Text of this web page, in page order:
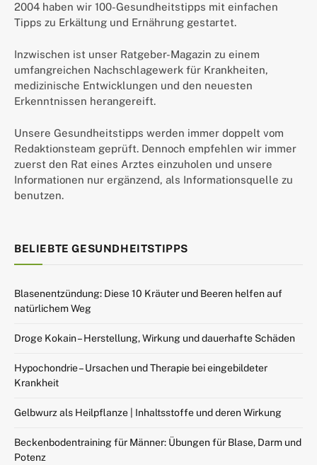
2004 haben wir 100-Gesundheitstipps mit einfachen
Tipps zu Erkältung und Ernährung gestartet.
Inzwischen ist unser Ratgeber-Magazin zu einem
umfangreichen Nachschlagewerk für Krankheiten,
medizinische Entwicklungen und den neuesten
Erkenntnissen herangereift.
Unsere Gesundheitstipps werden immer doppelt vom
Redaktionsteam geprüft. Dennoch empfehlen wir immer
zuerst den Rat eines Arztes einzuholen und unsere
Informationen nur ergänzend, als Informationsquelle zu
benutzen.
BELIEBTE GESUNDHEITSTIPPS
Blasenentzündung: Diese 10 Kräuter und Beeren helfen auf
natürlichem Weg
Droge Kokain – Herstellung, Wirkung und dauerhafte Schäden
Hypochondrie – Ursachen und Therapie bei eingebildeter
Krankheit
Gelbwurz als Heilpflanze | Inhaltsstoffe und deren Wirkung
Beckenbodentraining für Männer: Übungen für Blase, Darm und
Potenz